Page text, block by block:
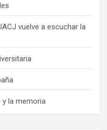
vuelve a escuchar la
y la memoria